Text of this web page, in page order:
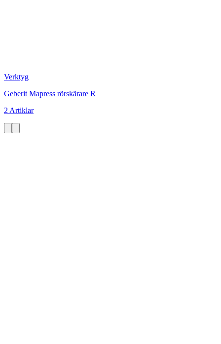
Verktyg
Geberit Mapress rörskärare R
2 Artiklar